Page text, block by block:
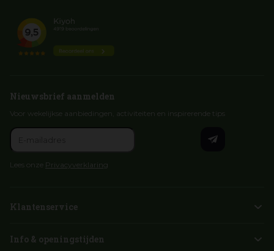
Nieuwsbrief aanmelden
Voor wekelijkse aanbiedingen, activiteiten en inspirerende tips
Lees onze Privacyverklaring
Klantenservice
Info & openingstijden